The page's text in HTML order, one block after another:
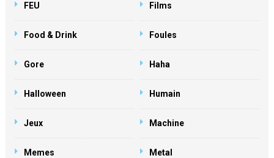
FEU Films
Food & Drink Foules
Gore Haha
Halloween Humain
Jeux Machine
Memes Metal